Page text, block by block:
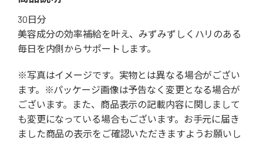
30日分
美容成分の効率補給を叶え、みずみずしくハリのある
毎日を内側からサポートします。
※写真はイメージです。実物とは異なる場合がござい
ます。※パッケージ画像は予告なく変更となる場合が
ございます。また、商品表示の記載内容に関しまして
も変更になっている場合もございます。お手元に届き
ました商品の表示をご確認いただきますようお願いし